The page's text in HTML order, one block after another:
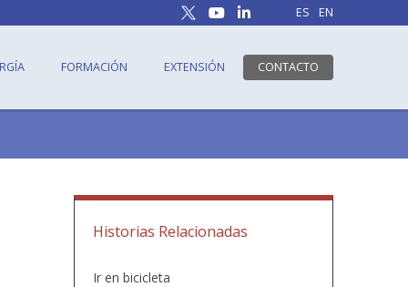
ES EN
FORMACIÓN EXTENSIÓN CONTACTO
Historias Relacionadas
Ir en bicicleta